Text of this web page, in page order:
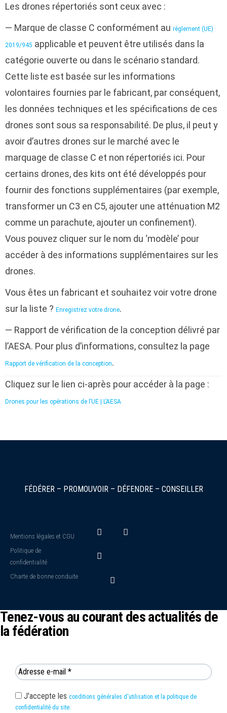
Les drones répertoriés sont ceux avec :
— Marque de classe C conformément au règlement (UE)
2019/945 applicable et peuvent être utilisés dans la
catégorie ouverte ou dans le scénario standard.
Cette liste est basée sur les informations
volontaires fournies par le fabricant, par conséquent,
les données techniques et les spécifications de ces
drones sont sous sa responsabilité. De plus, il peut y
avoir d’autres drones sur le marché avec le
marquage de classe C et non répertoriés ici. Pour
certains drones, des kits ont été développés pour
fournir des fonctions supplémentaires (par exemple,
transformer un C3 en C5, ajouter une atténuation M2
comme un parachute, ajouter un confinement).
Vous pouvez cliquer sur le nom du ‘modèle’ pour
accéder à des informations supplémentaires sur les
drones.
Vous êtes un fabricant et souhaitez voir votre drone
sur la liste ? Enregistrez votre drone.
— Rapport de vérification de la conception délivré par
l’AESA. Pour plus d’informations, consultez la page
Rapport de vérification de la conception.
Cliquez sur le lien ci-après pour accéder à la page :
Drones pour les opérations de l’UE | L’AESA
FÉDÉRER – PROMOUVOIR – DÉFENDRE – CONSEILLER
Mentions légales et CGU
Politique de
confidentialité
Charte de bonne conduite
Tenez-vous au courant des actualités de
la fédération
J'accepte les conditions générales d'utilisation et la politique de
confidentialité du site.